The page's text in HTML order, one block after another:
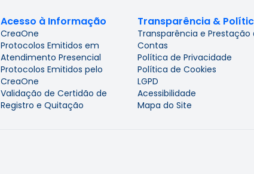
Acesso à Informação
CreaOne
Protocolos Emitidos em
Atendimento Presencial
Protocolos Emitidos pelo
CreaOne
Validação de Certidão de
Registro e Quitação
Transparência &
Transparência e Prestação
Contas
Política de Privacidade
Política de Cookies
LGPD
Acessibilidade
Mapa do Site